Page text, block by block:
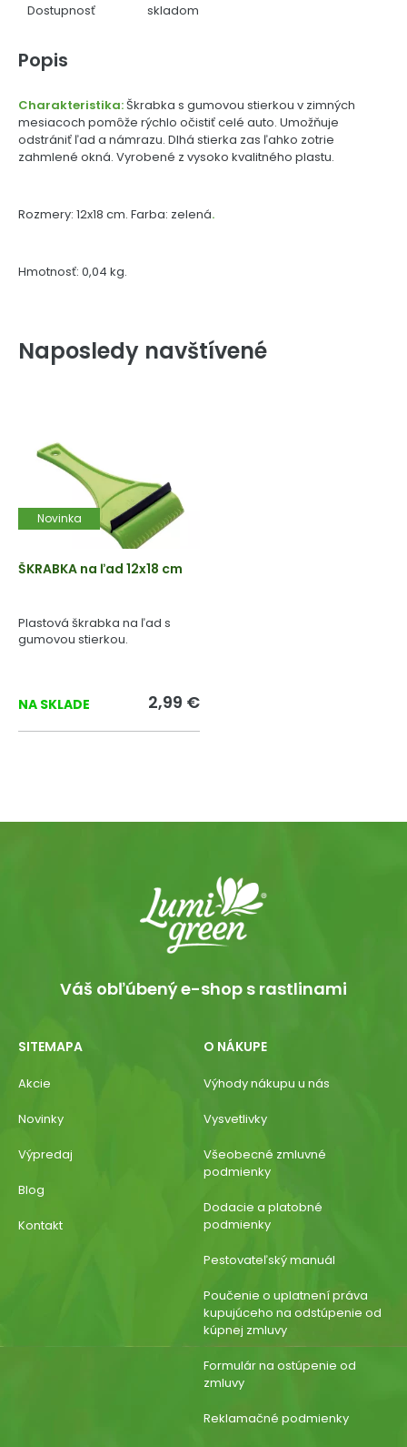
Dostupnosť
skladom
Popis
Charakteristika:Škrabka s gumovou stierkou v zimných
mesiacoch pomôže rýchlo očistiť celé auto. Umožňuje
odstrániť ľad a námrazu. Dlhá stierka zas ľahko zotrie
zahmlené okná. Vyrobené z vysoko kvalitného plastu.
Rozmery: 12x18 cm. Farba: zelená.
Hmotnosť: 0,04 kg.
Naposledy navštívené
Novinka
ŠKRABKA na ľad 12x18 cm
Plastová škrabka na ľad s
gumovou stierkou.
NA SKLADE 2,99 €
Váš obľúbený e-shop s rastlinami
SITEMAPA
Akcie
Novinky
Výpredaj
Blog
Kontakt
O NÁKUPE
Výhody nákupu u nás
Vysvetlivky
Všeobecné zmluvné
podmienky
Dodacie a platobné
podmienky
Pestovateľský manuál
Poučenie o uplatnení práva
kupujúceho na odstúpenie od
kúpnej zmluvy
Formulár na ostúpenie od
zmluvy
Reklamačné podmienky